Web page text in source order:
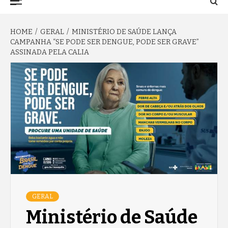
HOME GERAL
MINISTÉRIO DE SAÚDE LANÇA
CAMPANHA “SE PODE SER DENGUE, PODE SER GRAVE”
ASSINADA PELA CALIA
GERAL
Ministério de Saúde